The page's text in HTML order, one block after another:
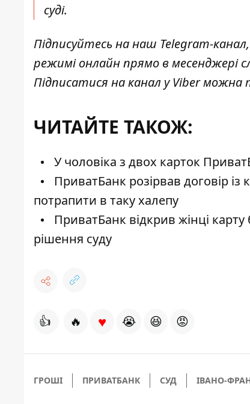
суді.
Підписуйтесь на наш Telegram-канал
режимі онлайн прямо в месенджері
Підписатися на канал у Viber можна
ЧИТАЙТЕ ТАКОЖ:
У чоловіка з двох карток
ПриватБанк розірвав договір
потрапити в таку халепу
ПриватБанк відкрив жінці
рішення суду
👍 🔥 ♥ 😭 😆 😡
ГРОШІ ПРИВАТБАНК СУД ІВАНО-